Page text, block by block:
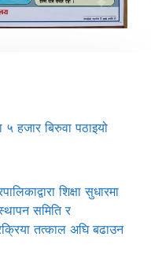
५ हजार बिरुवा पठाइयो
शिक्षा सुधारमा
समिति र
तत्काल अघि बढाउन